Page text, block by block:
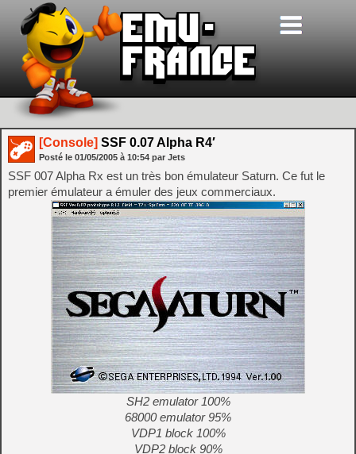
[Console] SSF 0.07 Alpha R4′
Posté le 01/05/2005 à 10:54 par Jets
SSF 007 Alpha Rx est un très bon émulateur Saturn. Ce fut le
premier émulateur a émuler des jeux commerciaux.
SH2 emulator 100%
68000 emulator 95%
VDP1 block 100%
VDP2 block 90%